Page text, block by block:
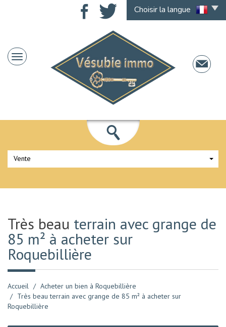
Choisir la langue
Vente
Très beau terrain avec grange de
85 m² à acheter sur
Roquebillière
Accueil
Acheter un bien à Roquebillière
Très beau terrain avec grange de 85 m² à acheter sur
Roquebillière